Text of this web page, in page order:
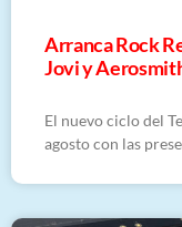
Arranca Rock
Jovi y
El nuevo ciclo del
agosto con las